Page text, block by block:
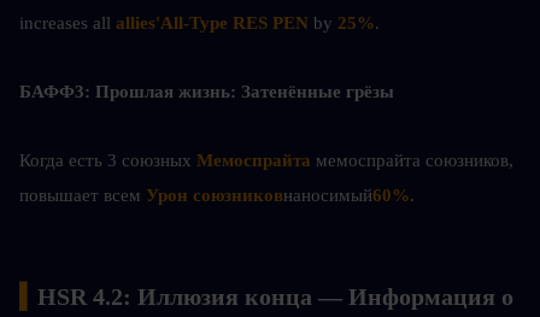
increases all allies'All-Type RES PEN by 25%.
БАФФ3: Прошлая жизнь: Затенённые грёзы
Когда есть 3 союзных Мемоспрайта мемоспрайта союзников,
повышает всем Урон союзниковнаносимый60%.
HSR 4.2: Иллюзия конца — Информация о